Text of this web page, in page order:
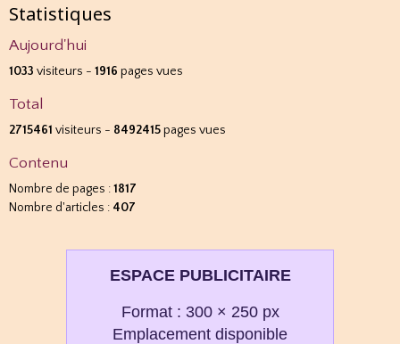
Statistiques
Aujourd'hui
1033 visiteurs - 1916 pages vues
Total
2715461 visiteurs - 8492415pages vues
Contenu
Nombre de pages :1817
Nombre d'articles : 407
ESPACE PUBLICITAIRE
Format : 300 × 250 px
Emplacement disponible